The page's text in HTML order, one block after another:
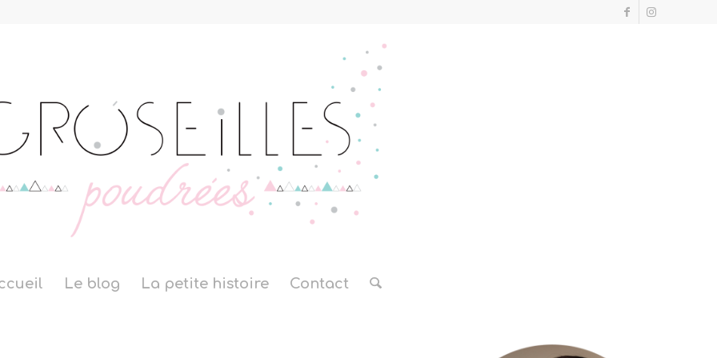
Le blog La petite histoire Contact